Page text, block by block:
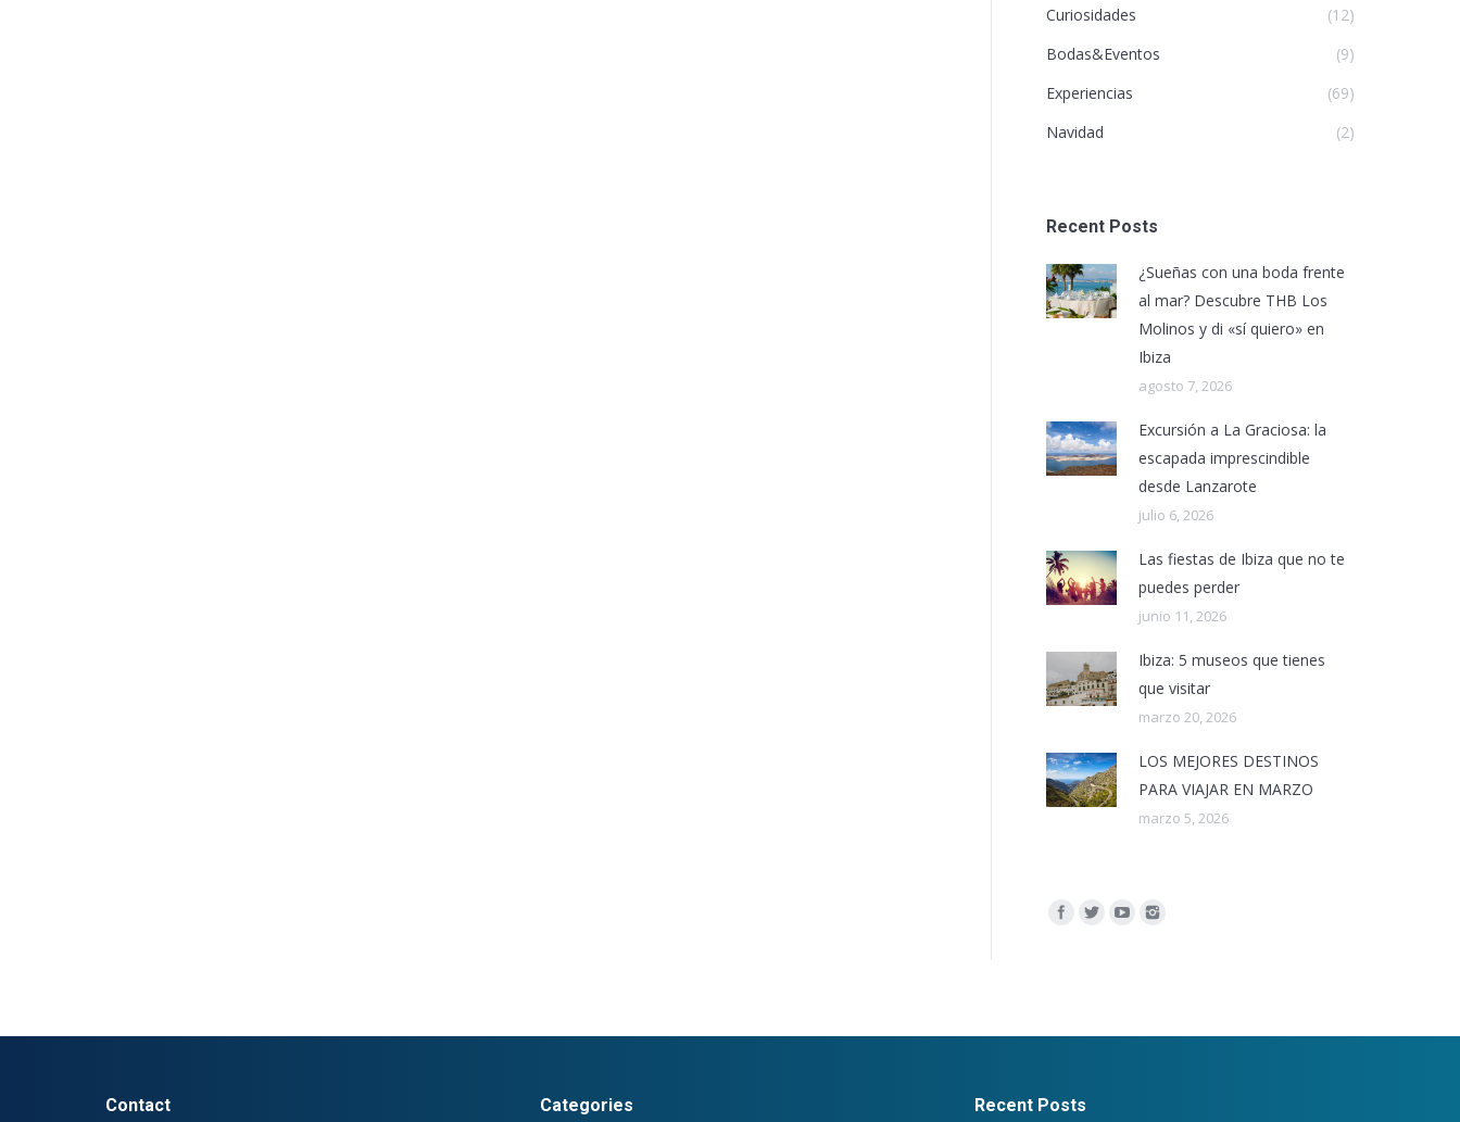
Curiosidades
(12)
Bodas&Eventos
(9)
Experiencias
(69)
Navidad
(2)
Recent Posts
¿Sueñas con una boda frente
al mar? Descubre THB Los
Molinos y di «sí quiero» en
Ibiza
agosto 7, 2026
Excursión a La Graciosa: la
escapada imprescindible
desde Lanzarote
julio 6, 2026
Las fiestas de Ibiza que no te
puedes perder
junio 11, 2026
Ibiza: 5 museos que tienes
que visitar
marzo 20, 2026
LOS MEJORES DESTINOS
PARA VIAJAR EN MARZO
marzo 5, 2026
Encuéntranos en:
Contact Categories Recent Posts